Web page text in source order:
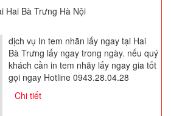
Hai Bà Trưng Hà Nội
dịch vụ In tem nhãn lấy ngay tại Hai
Bà Trưng lấy ngay trong ngày. nếu quý
khách cần in tem nhãy lấy ngay gia tốt
gọi ngay Hotline 0943.28.04.28
Chi tiết